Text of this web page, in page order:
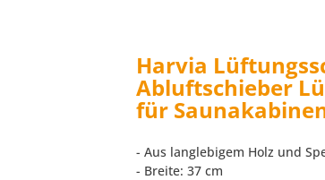
Harvia
Abluftschieber
für
- Aus langlebigem Holz und
- Breite: 37 cm